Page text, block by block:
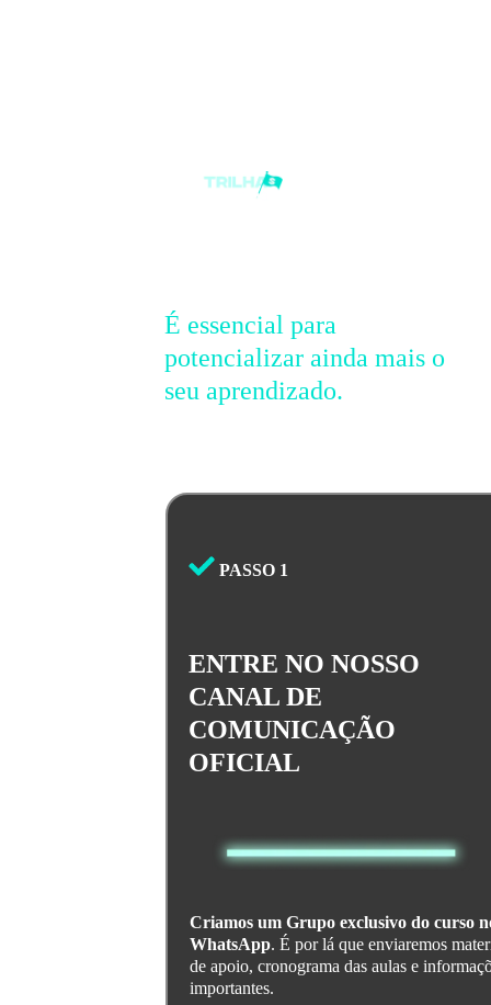
É essencial para
potencializar ainda mais o
seu aprendizado.
PASSO 1
ENTRE NO NOSSO
CANAL DE
COMUNICAÇÃO
OFICIAL
Criamos um Grupo exclusivo do curso
WhatsApp. É por lá que enviaremos
de apoio, cronograma das aulas e
importantes.